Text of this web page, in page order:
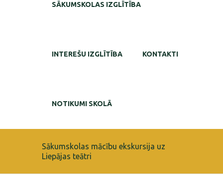
SĀKUMSKOLAS IZGLĪTĪBA
INTEREŠU IZGLĪTĪBA KONTAKTI
NOTIKUMI SKOLĀ
Sākumskolas mācību ekskursija uz
Liepājas teātri